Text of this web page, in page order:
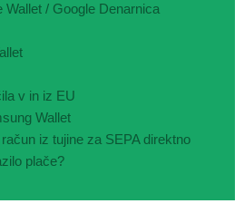
Wallet / Google Denarnica
v in iz EU
Wallet
iz tujine za SEPA direktno
plače?